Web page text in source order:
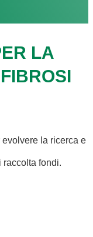
LA
la ricerca e
raccolta fondi.